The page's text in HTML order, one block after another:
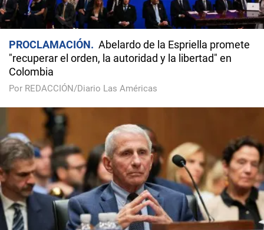
PROCLAMACIÓN
Abelardo de la Espriella promete
"recuperar el orden, la autoridad y la libertad" en
Colombia
Por REDACCIÓN/Diario Las Américas